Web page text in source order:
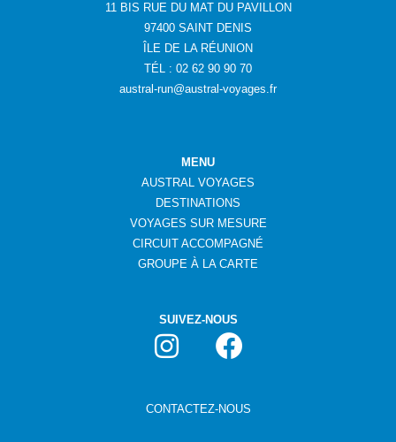
11 BIS RUE DU MAT DU PAVILLON
97400 SAINT DENIS
ÎLE DE LA RÉUNION
TÉL : 02 62 90 90 70
austral-run@austral-voyages.fr
MENU
AUSTRAL VOYAGES
DESTINATIONS
VOYAGES SUR MESURE
CIRCUIT ACCOMPAGNÉ
GROUPE À LA CARTE
SUIVEZ-NOUS
CONTACTEZ-NOUS